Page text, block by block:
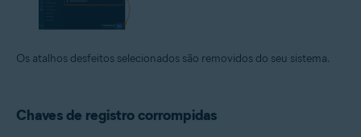
Os atalhos desfeitos selecionados são removidos do seu sistema.
Chaves de registro corrompidas